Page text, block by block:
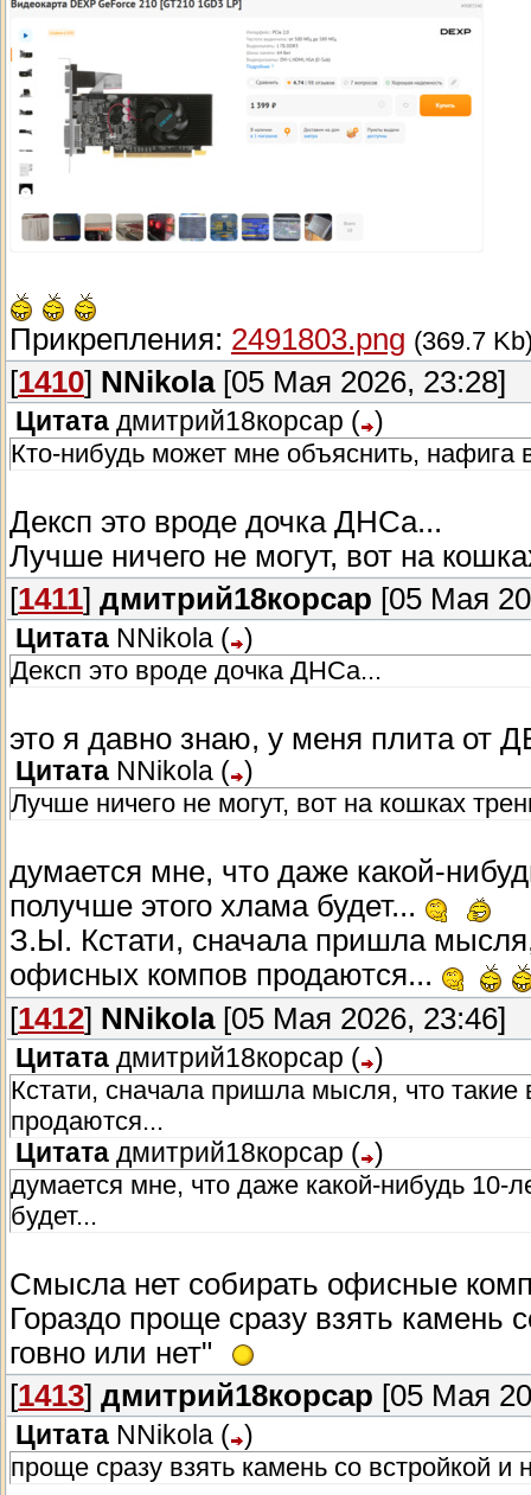
Прикрепления: 2491803.png (369.7
[1410] NNikola[05 Мая 2026, 23:28]
Цитата дмитрий18корсар ( )
Кто-нибудь может мне объяснить,
Дексп это вроде дочка ДНСа...
Лучше ничего не могут, вот на
[1411] дмитрий18корсар [05 Мая
Цитата NNikola ( )
Дексп это вроде дочка ДНСа...
это я давно знаю, у меня плита от
Цитата NNikola ( )
Лучше ничего не могут, вот на кошках
думается мне, что даже какой-
получше этого хлама будет...
З.Ы. Кстати, сначала пришла
офисных компов продаются...
[1412] NNikola[05 Мая 2026, 23:46]
Цитата дмитрий18корсар ( )
Кстати, сначала пришла мысля, что
продаются...
Цитата дмитрий18корсар ( )
думается мне, что даже какой-нибудь 10-
будет...
Смысла нет собирать офисные
Гораздо проще сразу взять камень
говно или нет"
[1413] дмитрий18корсар [05 Мая
Цитата NNikola ( )
проще сразу взять камень со встройкой и